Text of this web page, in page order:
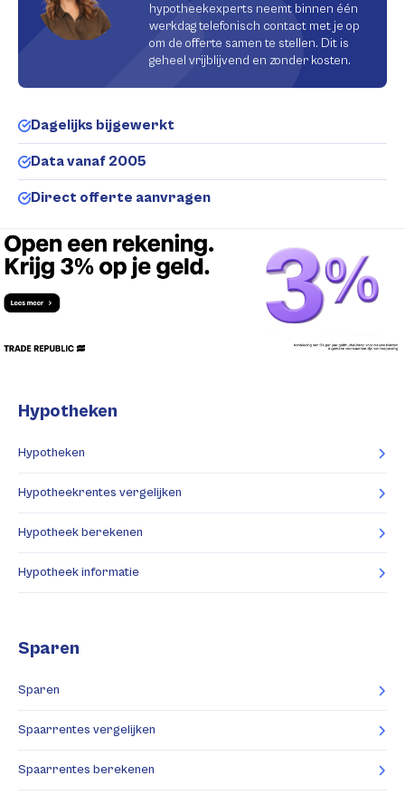
hypotheekexperts neemt binnen één
werkdag telefonisch contact met je op
om de offerte samen te stellen. Dit is
geheel vrijblijvend en zonder kosten.
Dagelijks bijgewerkt
Data vanaf 2005
Direct offerte aanvragen
Hypotheken
Hypotheken
Hypotheekrentes vergelijken
Hypotheek berekenen
Hypotheek informatie
Sparen
Sparen
Spaarrentes vergelijken
Spaarrentes berekenen